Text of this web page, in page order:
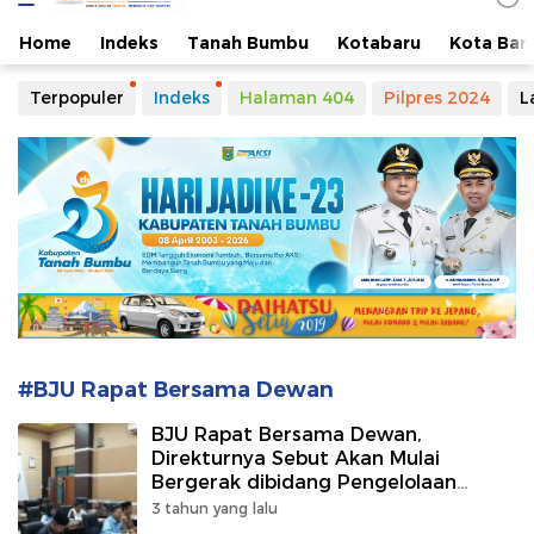
Metro Kalsel
Media Online Terkini, Faktual dan Mendidik
Home Indeks Tanah Bumbu Kotabaru Kota
Terpopuler Indeks Halaman 404 Pilpres 2024
#BJU Rapat Bersama Dewan
BJU Rapat Bersama Dewan,
Direkturnya Sebut Akan Mulai
Bergerak dibidang Pengelolaan
Pelabuhan
3 tahun yang lalu